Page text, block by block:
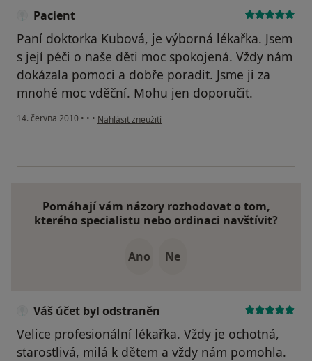
Pacient
Paní doktorka Kubová, je výborná lékařka. Jsem
s její péči o naše děti moc spokojená. Vždy nám
dokázala pomoci a dobře poradit. Jsme ji za
mnohé moc vděční. Mohu jen doporučit.
14. června 2010 • • • podle názoru uživatele Pacient
Nahlásit zneužití
Pomáhají vám názory rozhodovat o tom,
kterého specialistu nebo ordinaci navštívit?
Ano Ne
Váš účet byl odstraněn
Velice profesionální lékařka. Vždy je ochotná,
starostlivá, milá k dětem a vždy nám pomohla.